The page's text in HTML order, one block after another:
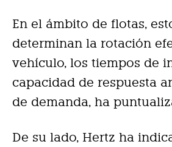
En el ámbito de flotas,
determinan la rotación
vehículo, los tiempos de
capacidad de respuesta
de demanda, ha
De su lado, Hertz ha